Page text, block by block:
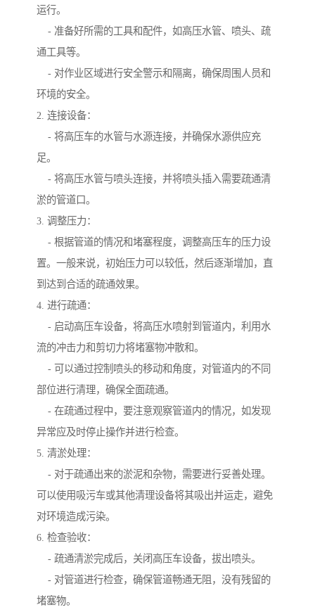
运行。
- 准备好所需的工具和配件，如高压水管、喷头、疏
通工具等。
- 对作业区域进行安全警示和隔离，确保周围人员和
环境的安全。
2. 连接设备：
- 将高压车的水管与水源连接，并确保水源供应充
足。
- 将高压水管与喷头连接，并将喷头插入需要疏通清
淤的管道口。
3. 调整压力：
- 根据管道的情况和堵塞程度，调整高压车的压力设
置。一般来说，初始压力可以较低，然后逐渐增加，直
到达到合适的疏通效果。
4. 进行疏通：
- 启动高压车设备，将高压水喷射到管道内，利用水
流的冲击力和剪切力将堵塞物冲散和。
- 可以通过控制喷头的移动和角度，对管道内的不同
部位进行清理，确保全面疏通。
- 在疏通过程中，要注意观察管道内的情况，如发现
异常应及时停止操作并进行检查。
5. 清淤处理：
- 对于疏通出来的淤泥和杂物，需要进行妥善处理。
可以使用吸污车或其他清理设备将其吸出并运走，避免
对环境造成污染。
6. 检查验收：
- 疏通清淤完成后，关闭高压车设备，拔出喷头。
- 对管道进行检查，确保管道畅通无阻，没有残留的
堵塞物。